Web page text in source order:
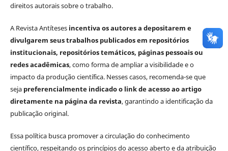
direitos autorais sobre o trabalho.
A Revista Antíteses incentiva os autores a depositarem e
divulgarem seus trabalhos publicados em repositórios
institucionais, repositórios temáticos, páginas pessoais ou
redes acadêmicas, como forma de ampliar a visibilidade e o
impacto da produção científica. Nesses casos, recomenda-se que
seja preferencialmente indicado o link de acesso ao artigo
diretamente na página da revista, garantindo a identificação da
publicação original.
Essa política busca promover a circulação do conhecimento
científico, respeitando os princípios do acesso aberto e da atribuição